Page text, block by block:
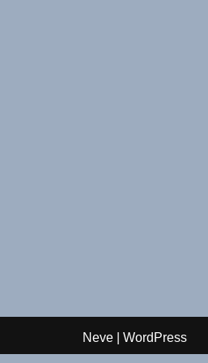
Neve
WordPress